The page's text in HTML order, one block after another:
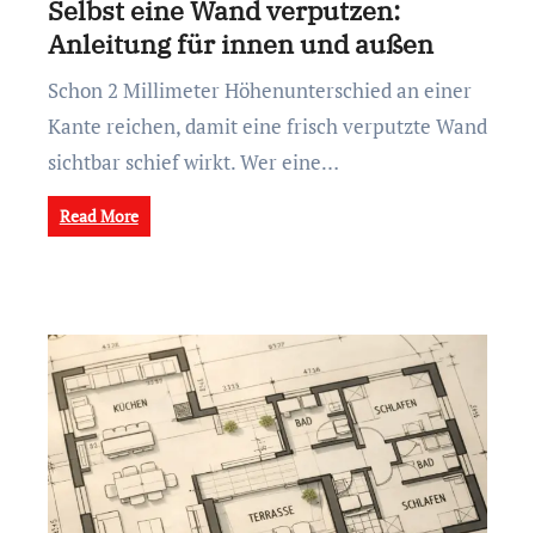
Selbst eine Wand verputzen:
Anleitung für innen und außen
Schon 2 Millimeter Höhenunterschied an einer
Kante reichen, damit eine frisch verputzte Wand
sichtbar schief wirkt. Wer eine…
Read More